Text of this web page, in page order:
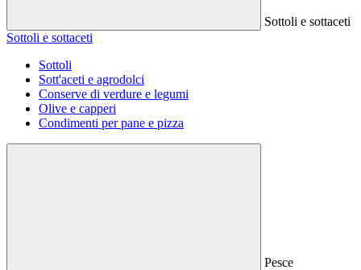
Sottoli e sottaceti
Sottoli e sottaceti
Sottoli
Sott'aceti e agrodolci
Conserve di verdure e legumi
Olive e capperi
Condimenti per pane e pizza
Pesce